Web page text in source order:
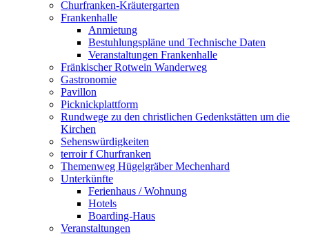
Churfranken-Kräutergarten
Frankenhalle
Anmietung
Bestuhlungspläne und Technische Daten
Veranstaltungen Frankenhalle
Fränkischer Rotwein Wanderweg
Gastronomie
Pavillon
Picknickplattform
Rundwege zu den christlichen Gedenkstätten um die
Kirchen
Sehenswürdigkeiten
terroir f Churfranken
Themenweg Hügelgräber Mechenhard
Unterkünfte
Ferienhaus / Wohnung
Hotels
Boarding-Haus
Veranstaltungen